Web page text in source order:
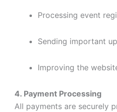
Processing event
Sending important
Improving the
4. Payment Processing
All payments are securely